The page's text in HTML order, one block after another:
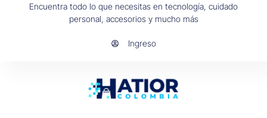
Encuentra todo lo que necesitas en tecnología, cuidado
personal, accesorios y mucho más
Ingreso